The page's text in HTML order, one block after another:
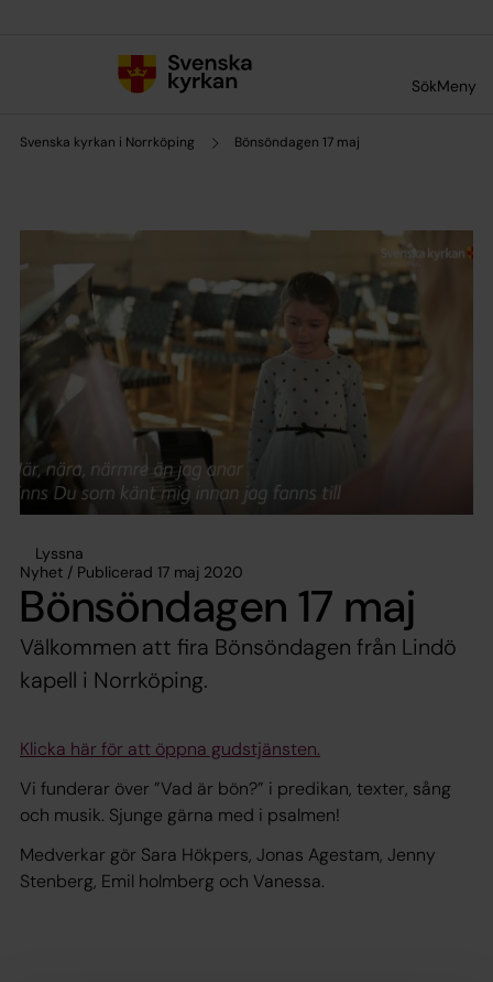
SökMeny
Svenska kyrkan i Norrköping Bönsöndagen 17 maj
Lyssna
Nyhet / Publicerad 17 maj 2020
Bönsöndagen 17 maj
Välkommen att fira Bönsöndagen från Lindö
kapell i Norrköping.
Klicka här för att öppna gudstjänsten.
Vi funderar över ”Vad är bön?” i predikan, texter, sång
och musik. Sjunge gärna med i psalmen!
Medverkar gör Sara Hökpers, Jonas Agestam, Jenny
Stenberg, Emil holmberg och Vanessa.